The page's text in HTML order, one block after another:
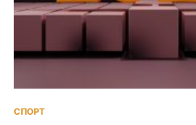
СПОРТ